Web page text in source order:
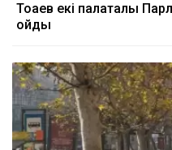
Тоқаев екі палаталы
қойды